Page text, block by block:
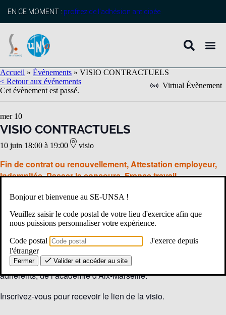
EN CE MOMENT : profitez de l’adhésion anticipée
Accueil » Évènements » VISIO CONTRACTUELS
< Retour aux événements
Virtual Évènement
Cet évènement est passé.
mer 10
VISIO CONTRACTUELS
10 juin 18:00 à 19:00 visio
Fin de contrat ou renouvellement, Attestation employeur,
Indemnités, Passer le concours, France travail
Tout vous expliquer et tout comprendre avec le SE-Unsa.
Visio mercedi 10 juin 2026
de 18h à 19h
Cette réunion est ouverte à tous les contractuels
Enseignants, CPE, Psy-EN, adhérent∙es au SE-Unsa et non
adhérents, de l’académie d’Aix-Marseille.
Inscrivez-vous pour recevoir le lien de la visio.
Bonjour et bienvenue au SE-UNSA !
Veuillez saisir le code postal de votre lieu d'exercice afin que
nous puissions personnaliser votre expérience.
Code postal
J'exerce depuis
l'étranger
Fermer Valider et accéder au site